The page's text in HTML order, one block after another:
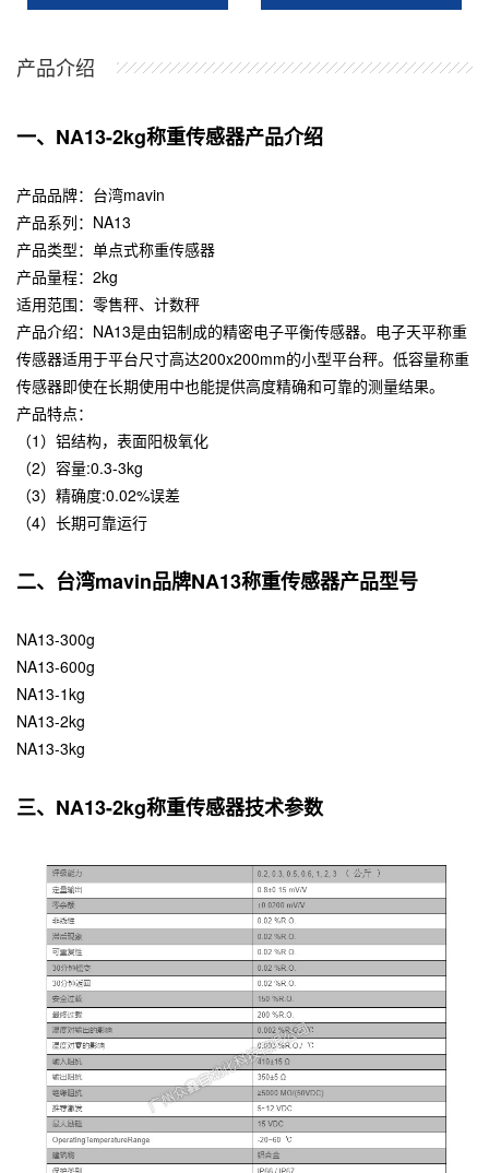
产品介绍
一、NA13-2kg称重传感器产品介绍
产品品牌： 台湾mavin
产品系列：NA13
产品类型：单点式称重传感器
产品量程：2kg
适用范围：零售秤、计数秤
产品介绍：NA13是由铝制成的精密电子平衡传感器。电子天平称重
传感器适用于平台尺寸高达200x200mm的小型平台秤。低容量称重
传感器即使在长期使用中也能提供高度精确和可靠的测量结果。
产品特点：
（1）铝结构，表面阳极氧化
（2）容量:0.3-3kg
（3）精确度:0.02%误差
（4）长期可靠运行
二、台湾mavin品牌NA13称重传感器产品型号
NA13-300g
NA13-600g
NA13-1kg
NA13-2kg
NA13-3kg
三、NA13-2kg称重传感器技术参数